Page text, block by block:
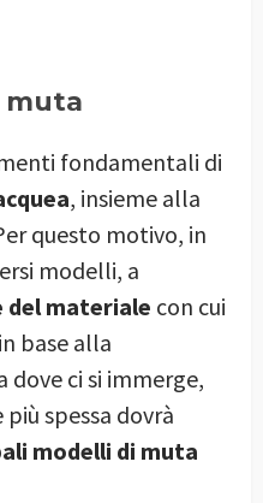
muta
fondamentali di
, insieme alla
questo motivo, in
modelli, a
del materiale con cui
base alla
dove ci si immerge,
spessa dovrà
modelli di muta